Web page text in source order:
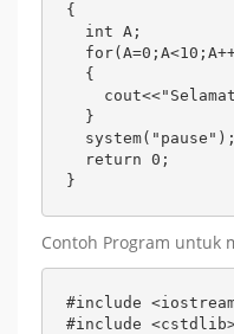
{
  int A;
  {
  }
  system("pause");
  return 0;
}
Contoh Program untuk
#include
#include